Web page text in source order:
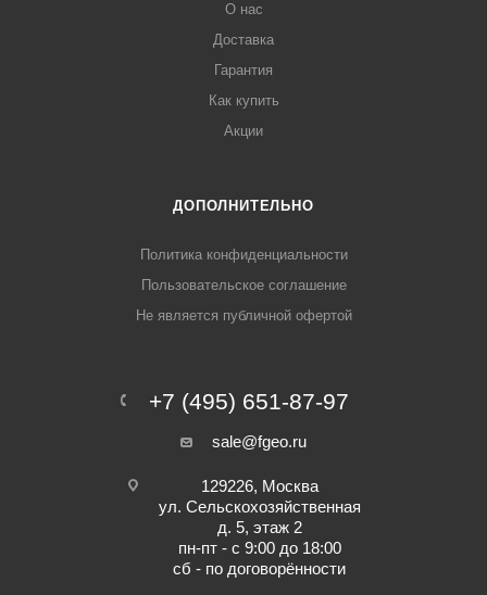
О нас
Доставка
Гарантия
Как купить
Акции
ДОПОЛНИТЕЛЬНО
Политика конфиденциальности
Пользовательское соглашение
Не является публичной офертой
+7 (495) 651-87-97
sale@fgeo.ru
129226, Москва
ул. Сельскохозяйственная
д. 5, этаж 2
пн-пт - с 9:00 до 18:00
сб - по договорённости